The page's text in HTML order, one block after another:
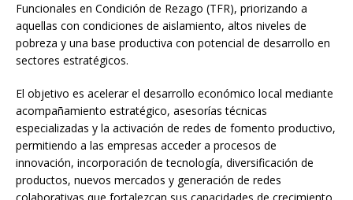
Funcionales en Condición de Rezago (TFR), priorizando a
aquellas con condiciones de aislamiento, altos niveles de
pobreza y una base productiva con potencial de desarrollo en
sectores estratégicos.
El objetivo es acelerar el desarrollo económico local mediante
acompañamiento estratégico, asesorías técnicas
especializadas y la activación de redes de fomento productivo,
permitiendo a las empresas acceder a procesos de
innovación, incorporación de tecnología, diversificación de
productos, nuevos mercados y generación de redes